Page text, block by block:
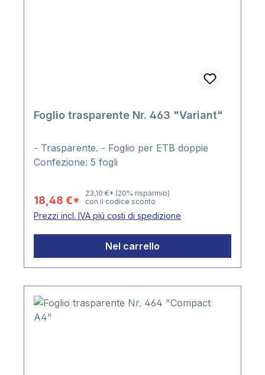
Foglio trasparente Nr. 463 "Variant"
- Trasparente. - Foglio per ETB doppie
18,48 €*
23,10 €* (20% risparmio)
con il codice sconto
Prezzi incl. IVA piú costi di spedizione
Nel carrello